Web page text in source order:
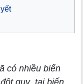
có nhiều biến
quỵ, tai biến